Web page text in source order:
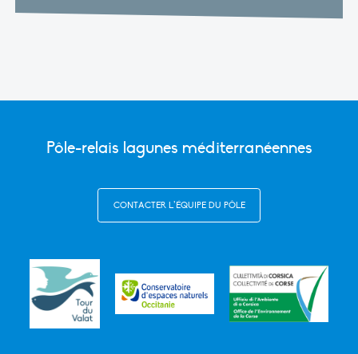
Pôle-relais lagunes méditerranéennes
CONTACTER L’ÉQUIPE DU PÔLE